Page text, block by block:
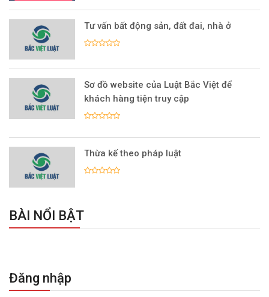
Tư vấn bất động sản, đất đai, nhà ở
Sơ đồ website của Luật Bắc Việt để
khách hàng tiện truy cập
Thừa kế theo pháp luật
BÀI NỔI BẬT
Đăng nhập